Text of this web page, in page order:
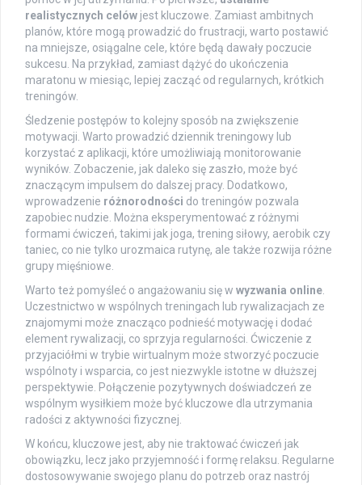
realistycznych celów jest kluczowe. Zamiast ambitnych
planów, które mogą prowadzić do frustracji, warto postawić
na mniejsze, osiągalne cele, które będą dawały poczucie
sukcesu. Na przykład, zamiast dążyć do ukończenia
maratonu w miesiąc, lepiej zacząć od regularnych, krótkich
treningów.
Śledzenie postępów to kolejny sposób na zwiększenie
motywacji. Warto prowadzić dziennik treningowy lub
korzystać z aplikacji, które umożliwiają monitorowanie
wyników. Zobaczenie, jak daleko się zaszło, może być
znaczącym impulsem do dalszej pracy. Dodatkowo,
wprowadzenie różnorodności do treningów pozwala
zapobiec nudzie. Można eksperymentować z różnymi
formami ćwiczeń, takimi jak joga, trening siłowy, aerobik czy
taniec, co nie tylko urozmaica rutynę, ale także rozwija różne
grupy mięśniowe.
Warto też pomyśleć o angażowaniu się w wyzwania online.
Uczestnictwo w wspólnych treningach lub rywalizacjach ze
znajomymi może znacząco podnieść motywację i dodać
element rywalizacji, co sprzyja regularności. Ćwiczenie z
przyjaciółmi w trybie wirtualnym może stworzyć poczucie
wspólnoty i wsparcia, co jest niezwykle istotne w dłuższej
perspektywie. Połączenie pozytywnych doświadczeń ze
wspólnym wysiłkiem może być kluczowe dla utrzymania
radości z aktywności fizycznej.
W końcu, kluczowe jest, aby nie traktować ćwiczeń jak
obowiązku, lecz jako przyjemność i formę relaksu. Regularne
dostosowywanie swojego planu do potrzeb oraz nastrój